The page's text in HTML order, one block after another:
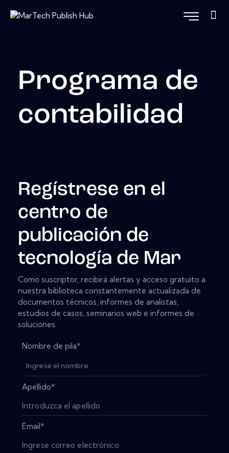
Programa de
contabilidad
Regístrese en el
centro de
publicación de
tecnología de Mar
Como suscriptor, recibirá alertas y acceso gratuito a
nuestra biblioteca constantemente actualizada de
documentos técnicos, informes de analistas,
estudios de casos, seminarios web e informes de
soluciones.
Nombre de pila*
Apellido*
Email*